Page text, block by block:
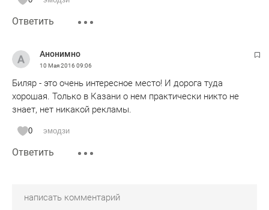
Ответить
Анонимно
10 Мая 2016 09:06
Биляр - это очень интересное место! И дорога туда
хорошая. Только в Казани о нем практически никто не
знает, нет никакой рекламы.
0 эмодзи
Ответить